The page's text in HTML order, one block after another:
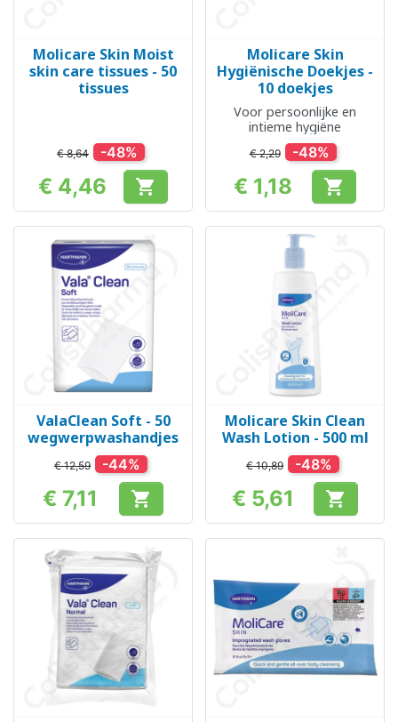
Molicare Skin Moist
skin care tissues - 50
tissues
€ 8,64 -48%
Prijs
€ 4,46 
Molicare Skin
Hygiënische Doekjes -
10 doekjes
Voor persoonlijke en
intieme hygiëne
€ 2,29 -48%
Prijs
€ 1,18 
ValaClean Soft - 50
wegwerpwashandjes
€ 12,59 -44%
Prijs
€ 7,11 
Molicare Skin Clean
Wash Lotion - 500 ml
€ 10,89 -48%
Prijs
€ 5,61 